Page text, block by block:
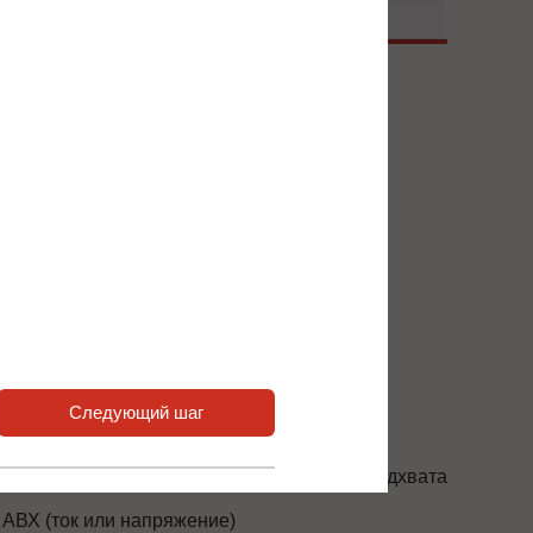
или наших партнёров.
2xPT100 АВХ, 2xРВЫХ, 2xАВЫХ
напряжения
напряжения и оптимизация самоподхвата
АВХ (ток или напряжение)
Следующий шаг